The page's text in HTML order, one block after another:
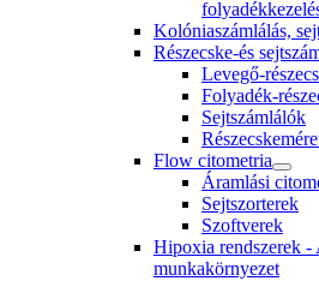
Kolóniaszámlálás,
Részecske-és
Levegő-
Folyadék-
Sejtszámlálók
Flow citometria
Áramlási
Sejtszorterek
Szoftverek
Hipoxia rendszerek -
munkakörnyezet